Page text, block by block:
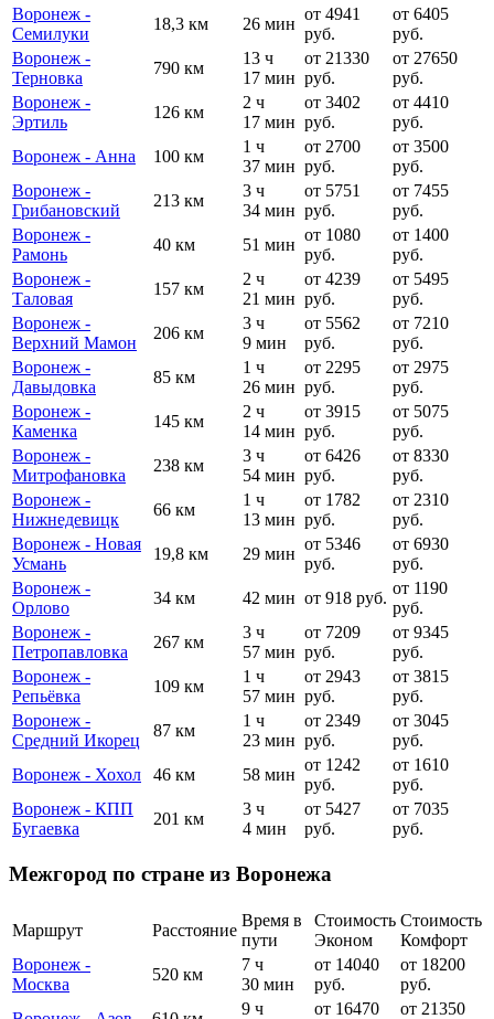
Воронеж -
Семилуки
18,3 км 26 мин
от 4941
руб.
от 6405
руб.
Воронеж -
Терновка
790 км
13 ч
17 мин
от 21330
руб.
от 27650
руб.
Воронеж -
Эртиль
126 км
2 ч
17 мин
от 3402
руб.
от 4410
руб.
Воронеж - Анна
100 км
1 ч
37 мин
от 2700
руб.
от 3500
руб.
Воронеж -
Грибановский
213 км
3 ч
34 мин
от 5751
руб.
от 7455
руб.
Воронеж -
Рамонь
40 км 51 мин
от 1080
руб.
от 1400
руб.
Воронеж -
Таловая
157 км
2 ч
21 мин
от 4239
руб.
от 5495
руб.
Воронеж -
Верхний Мамон
206 км
3 ч
9 мин
от 5562
руб.
от 7210
руб.
Воронеж -
Давыдовка
85 км
1 ч
26 мин
от 2295
руб.
от 2975
руб.
Воронеж -
Каменка
145 км
2 ч
14 мин
от 3915
руб.
от 5075
руб.
Воронеж -
Митрофановка
238 км
3 ч
54 мин
от 6426
руб.
от 8330
руб.
Воронеж -
Нижнедевицк
66 км
1 ч
13 мин
от 1782
руб.
от 2310
руб.
Воронеж - Новая
Усмань
19,8 км 29 мин
от 5346
руб.
от 6930
руб.
Воронеж -
Орлово
34 км 42 мин от 918 руб.
от 1190
руб.
Воронеж -
Петропавловка
267 км
3 ч
57 мин
от 7209
руб.
от 9345
руб.
Воронеж -
Репьёвка
109 км
1 ч
57 мин
от 2943
руб.
от 3815
руб.
Воронеж -
Средний Икорец
87 км
1 ч
23 мин
от 2349
руб.
от 3045
руб.
Воронеж - Хохол
46 км 58 мин
от 1242
руб.
от 1610
руб.
Воронеж - КПП
Бугаевка
201 км
3 ч
4 мин
от 5427
руб.
от 7035
руб.
Межгород по стране из Воронежа
Маршрут Расстояние
Время в
пути
Стоимость
Эконом
Стоимость
Комфорт
Воронеж -
Москва
520 км
7 ч
30 мин
от 14040
руб.
от 18200
руб.
9 ч от 16470 от 21350